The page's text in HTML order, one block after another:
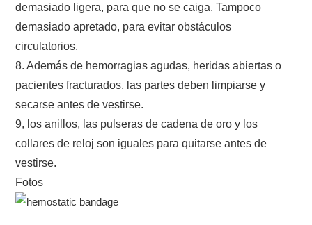
demasiado ligera, para que no se caiga. Tampoco
demasiado apretado, para evitar obstáculos
circulatorios.
8. Además de hemorragias agudas, heridas abiertas o
pacientes fracturados, las partes deben limpiarse y
secarse antes de vestirse.
9, los anillos, las pulseras de cadena de oro y los
collares de reloj son iguales para quitarse antes de
vestirse.
Fotos